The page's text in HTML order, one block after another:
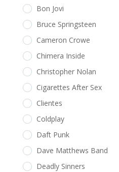
Bon Jovi
Bruce Springsteen
Cameron Crowe
Chimera Inside
Christopher Nolan
Cigarettes After Sex
Clientes
Coldplay
Daft Punk
Dave Matthews Band
Deadly Sinners